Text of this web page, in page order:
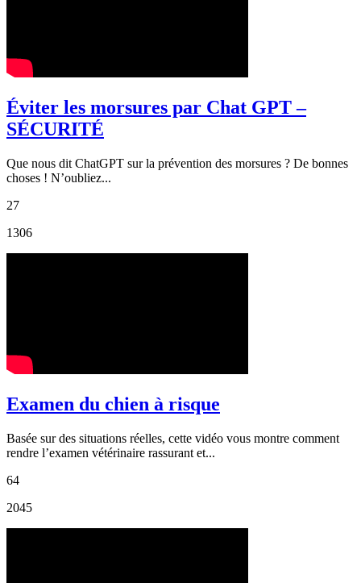
Éviter les morsures par Chat GPT –
SÉCURITÉ
Que nous dit ChatGPT sur la prévention des morsures ? De bonnes
choses ! N’oubliez...
27
1306
Examen du chien à risque
Basée sur des situations réelles, cette vidéo vous montre comment
rendre l’examen vétérinaire rassurant et...
64
2045